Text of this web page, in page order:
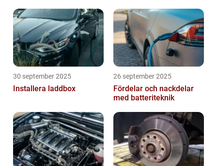
30 september 2025
Installera laddbox
26 september 2025
Fördelar och nackdelar
med batteriteknik